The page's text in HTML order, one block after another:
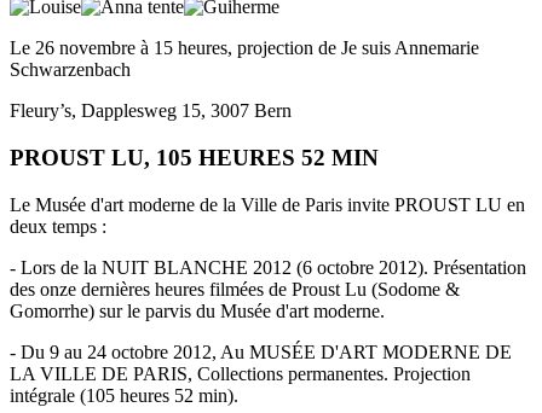
Le 26 novembre à 15 heures, projection de Je suis Annemarie
Schwarzenbach
Fleury’s, Dapplesweg 15, 3007 Bern
PROUST LU, 105 HEURES 52 MIN
Le Musée d'art moderne de la Ville de Paris invite PROUST LU en
deux temps :
- Lors de la NUIT BLANCHE 2012 (6 octobre 2012). Présentation
des onze dernières heures filmées de Proust Lu (Sodome &
Gomorrhe) sur le parvis du Musée d'art moderne.
- Du 9 au 24 octobre 2012, Au MUSÉE D'ART MODERNE DE
LA VILLE DE PARIS, Collections permanentes. Projection
intégrale (105 heures 52 min).